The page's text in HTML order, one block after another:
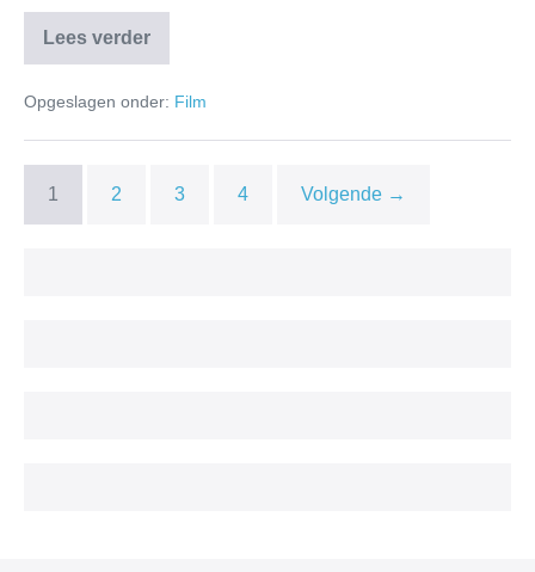
Lees verder
Opgeslagen onder: Film
1 2 3 4 Volgende →